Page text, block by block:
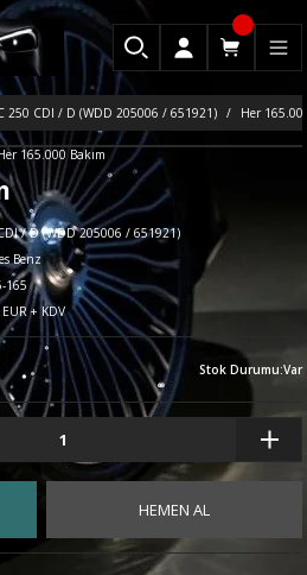
250 CDI / D (WDD 205006 / 651921) Her
/ D (WDD 205006 / 651921)
Benz
165
+ KDV
Stok Durumu:Var
HEMEN AL